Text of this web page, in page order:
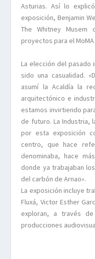
Asturias. Así lo
exposición, Benjamin
The Whitney Musem
proyectos para el
La elección del pasado
sido una casualidad.
asumí la Acaldía la
arquitectónico e
estamos invirtiendo
de futuro. La Industria,
por esta exposición
centro, que hace
denominaba, hace
donde ya trabajaban
del carbón de Arnao».
La exposición incluye
Fluxá, Victor Esther
exploran, a través
producciones